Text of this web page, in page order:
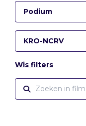
Podium
KRO-NCRV
Wis filters